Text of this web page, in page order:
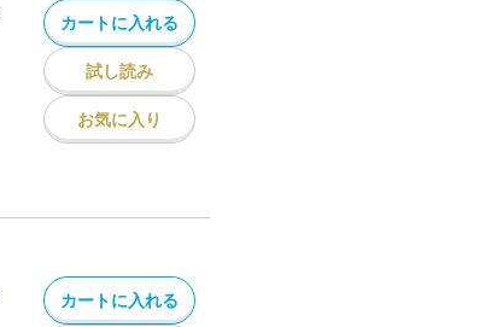
カートに入れる
試し読み
お気に入り
カートに入れる